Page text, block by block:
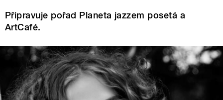
Připravuje pořad Planeta jazzem posetá a
ArtCafé.